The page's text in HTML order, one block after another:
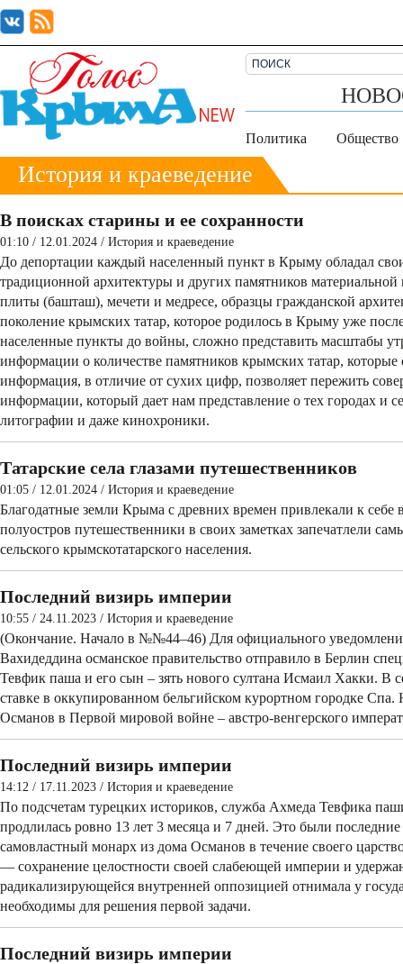
Политика Общество
История и краеведение
В поисках старины и ее сохранности
01:10 / 12.01.2024 / История и краеведение
До депортации каждый населенный пункт в Крыму обладал
традиционной архитектуры и других памятников
плиты (башташ), мечети и медресе, образцы гражданской
поколение крымских татар, которое родилось в Крыму уже
населенные­ пункты до войны, сложно представить масштабы
информации­ о количестве памятников крымских татар,
информация, в отличие от сухих цифр, позволяет пережить
информации, который дает нам представление о тех городах и
литографии и даже кинохроники.
Татарские села глазами путешественников
01:05 / 12.01.2024 / История и краеведение
Благодатные земли Крыма с древних времен привлекали к
полуостров путешественники в своих заметках запечатлели
сельского крымскотатарского населения.
Последний визирь империи
10:55 / 24.11.2023 / История и краеведение
(Окончание. Начало в №№44–46) Для официального
Вахидеддина османское правительство отправило в Берлин
Тевфик паша и ­его сын – зять нового султана Исмаил Хакки. В
ставке в оккупированном бельгийском курортном городке
Османов в Первой мировой войне – австро-венгерского
Последний визирь империи
14:12 / 17.11.2023 / История и краеведение
По подсчетам турецких ­историков, служба Ахмеда Тевфика
продлилась ровно 13 лет 3 месяца и 7 дней. Это были
самовластный монарх из дома Османов в течение­ своего
— сохранение­ целостности своей слабеющей империи и
радикализирующейся внутренней оппозицией отнимала у
необходимы для решения первой задачи.
Последний визирь империи